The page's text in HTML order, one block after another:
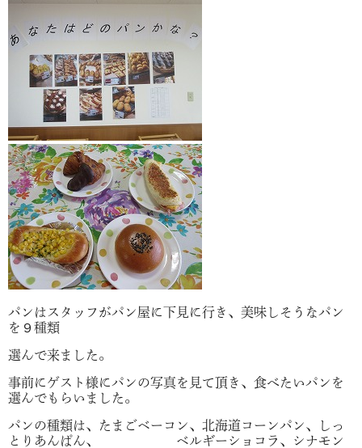
パンはスタッフがパン屋に下見に行き、美味しそうなパン
を９種類
選んで来ました。
事前にゲスト様にパンの写真を見て頂き、食べたいパンを
選んでもらいました。
パンの種類は、たまごベーコン、北海道コーンパン、しっ
とりあんぱん、 ベルギーショコラ、シナモン